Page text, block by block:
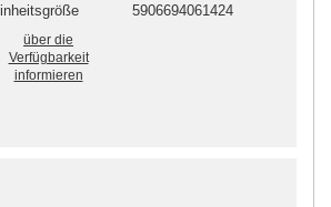
5906694061424
über die
Verfügbarkeit
informieren